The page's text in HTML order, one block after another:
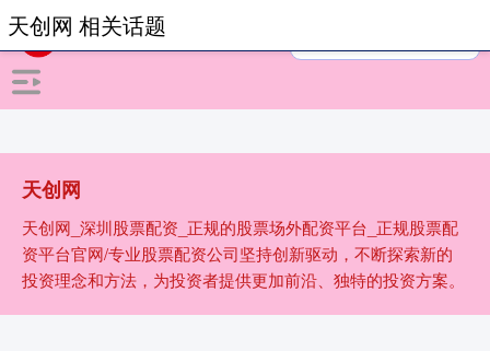
天创网
天创网_深圳股票配资_正规的股票场外配资平台_正规股票配
资平台官网/专业股票配资公司坚持创新驱动，不断探索新的
投资理念和方法，为投资者提供更加前沿、独特的投资方案。
天创网 相关话题